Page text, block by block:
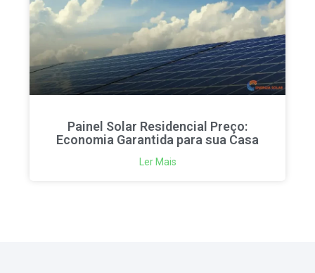
Painel Solar Residencial Preço:
Economia Garantida para sua Casa
Ler Mais